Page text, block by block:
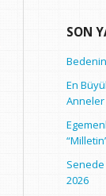
SON
En
Senede
2026